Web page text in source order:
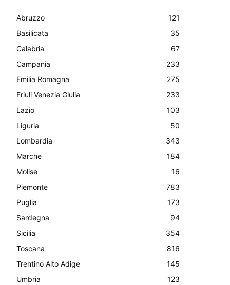
Abruzzo
121
Basilicata
35
Calabria
67
Campania
233
Emilia Romagna
275
Friuli Venezia Giulia
233
Lazio
103
Liguria
50
Lombardia
343
Marche
184
Molise
16
Piemonte
783
Puglia
173
Sardegna
94
Sicilia
354
Toscana
816
Trentino Alto Adige
145
Umbria
123